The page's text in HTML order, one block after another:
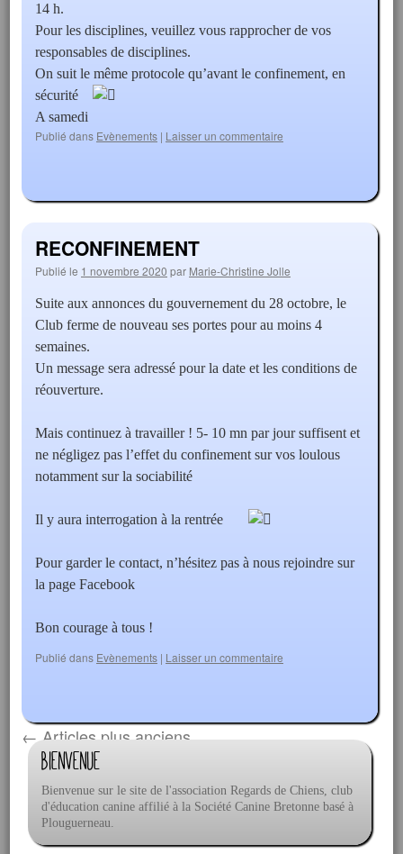
14 h.
Pour les disciplines, veuillez vous rapprocher de vos
responsables de disciplines.
On suit le même protocole qu’avant le confinement, en
sécurité
A samedi
Publié dans Evènements | Laisser un commentaire
RECONFINEMENT
Publié le 1 novembre 2020 par Marie-Christine Jolle
Suite aux annonces du gouvernement du 28 octobre, le
Club ferme de nouveau ses portes pour au moins 4
semaines.
Un message sera adressé pour la date et les conditions de
réouverture.
Mais continuez à travailler ! 5- 10 mn par jour suffisent et
ne négligez pas l’effet du confinement sur vos loulous
notamment sur la sociabilité
Il y aura interrogation à la rentrée
Pour garder le contact, n’hésitez pas à nous rejoindre sur
la page Facebook
Bon courage à tous !
Publié dans Evènements | Laisser un commentaire
←Articles plus anciens
Bienvenue
Bienvenue sur le site de l'association Regards de Chiens, club
d'éducation canine affilié à la Société Canine Bretonne basé à
Plouguerneau.